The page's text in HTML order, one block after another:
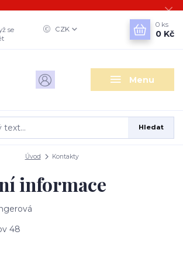
Menu
CZK
Hledat
se
0 ks
0 Kč
Úvod Kontakty
informace
48